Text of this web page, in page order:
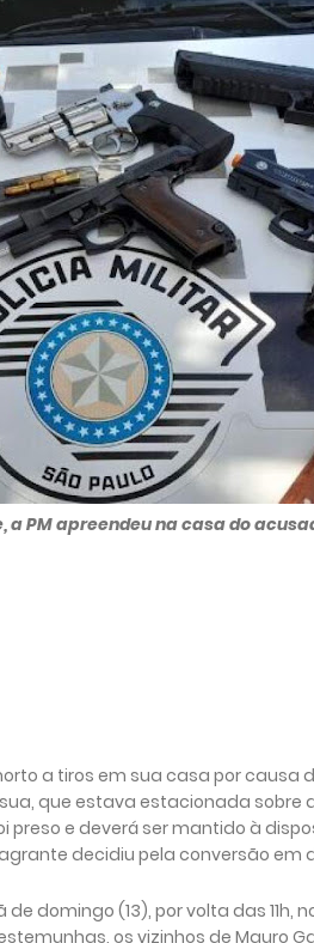
a PM apreendeu na casa do
a tiros em sua casa por causa
que estava estacionada sobre
preso e deverá ser mantido à
decidiu pela conversão em
domingo (13), por volta das 11h,
os vizinhos de Mauro